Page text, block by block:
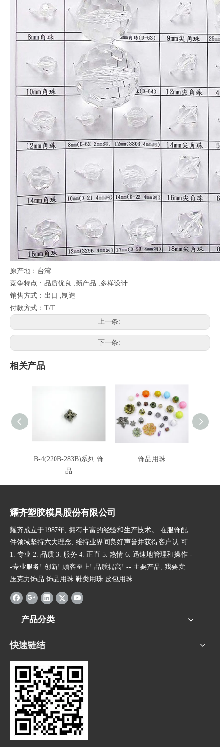
原产地：台湾
竞争特点：品质优良 ,新产品 ,多样设计
销售方式：出口 ,制造
付款方式：T/T
上一条:
下一条:
相关产品
B-4(220B-283B)系列 饰
品
饰品用珠
耀齐塑胶模具股份有限公司
耀齐成立于1987年, 拥有丰富的经验和生产技术。 在服饰配
件领域坚持六大理念, 维持业界间良好声誉并获得客户认 可:
1. 专业 2. 品质 3. 服务 4. 正直 5. 热情 6. 迅速地管理和操作 -
-专业服务! 创新! 顾客至上! 品质提高! -- 主要产品, 我要卖:
压克力饰品 饰品用珠 鞋类用珠 皮包用珠..
产品分类
快速链结